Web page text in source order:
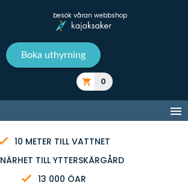
besök våran webbshop
Boka uthyrning
0
10 METER TILL VATTNET
NÄRHET TILL YTTERSKÄRGÅRD
13 000 ÖAR